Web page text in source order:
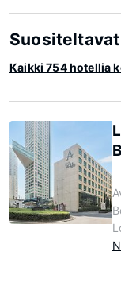
Kaikki 754 hotellia